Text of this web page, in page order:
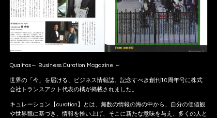
Qualitas～ Business Curation Magazine ～
世界の「今」を届ける、ビジネス情報誌。記念すべき創刊10周年号に株式
会社トランスアクト代表の橘が掲載されました。
キュレーション【curation】とは、無数の情報の海の中から、自分の価値観
や世界観に基づき、情報を拾い上げ、そこに新たな意味を与え、多くの人と